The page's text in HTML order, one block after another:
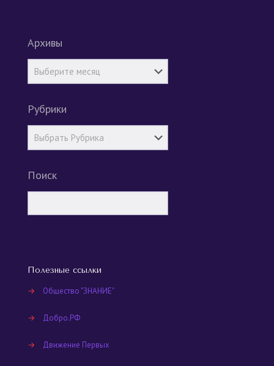
Архивы
Рубрики
Поиск
Полезные ссылки
→ Общество "ЗНАНИЕ"
→ Добро.РФ
→ Движение Первых